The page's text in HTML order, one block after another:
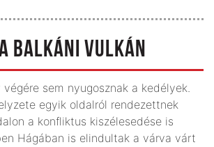
BALKÁNI VULKÁN
sem nyugosznak a kedélyek.
egyik oldalról rendezettnek
a konfliktus kiszélesedése is
Hágában is elindultak a várva várt